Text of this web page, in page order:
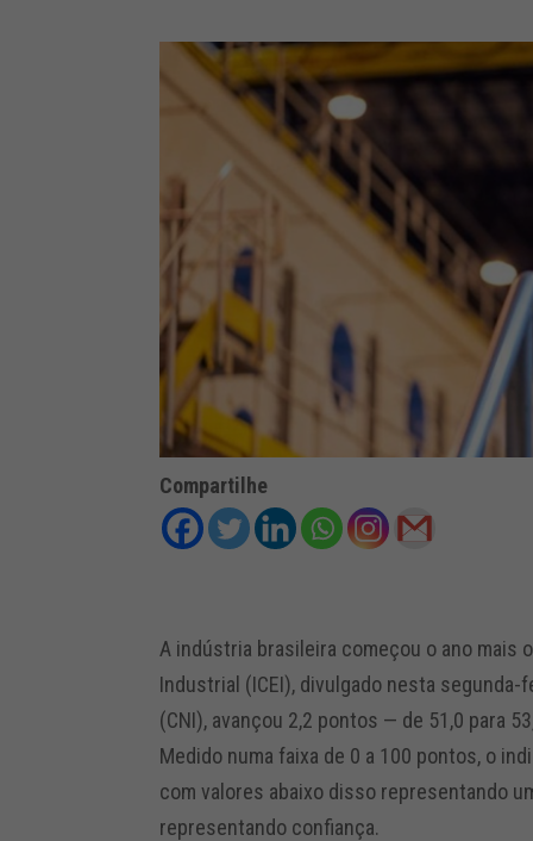
Compartilhe
A indústria brasileira começou o ano mais
Industrial (ICEI), divulgado nesta
(CNI), avançou 2,2 pontos — de 51,0 para
Medido numa faixa de 0 a 100 pontos, o
com valores abaixo disso representando
representando confiança.